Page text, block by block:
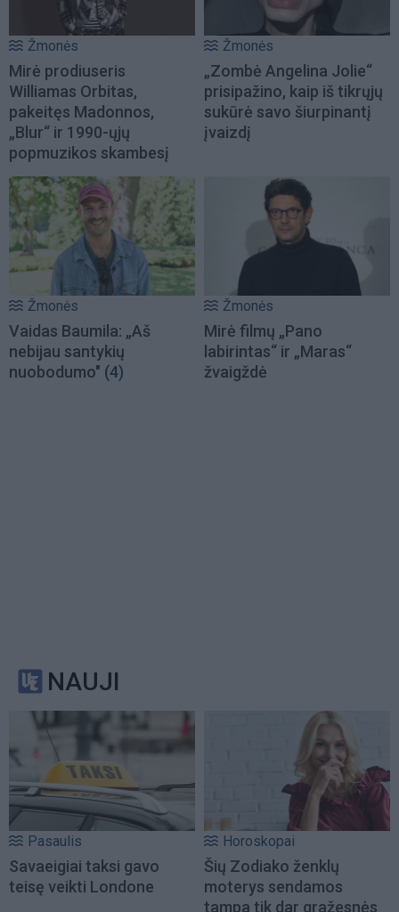
Žmonės
Mirė prodiuseris
Williamas Orbitas,
pakeitęs Madonnos,
„Blur“ ir 1990-ųjų
popmuzikos skambesį
Žmonės
„Zombė Angelina Jolie“
prisipažino, kaip iš tikrųjų
sukūrė savo šiurpinantį
įvaizdį
Žmonės
Vaidas Baumila: „Aš
nebijau santykių
nuobodumo" (4)
Žmonės
Mirė filmų „Pano
labirintas“ ir „Maras“
žvaigždė
NAUJI
Pasaulis
Savaeigiai taksi gavo
teisę veikti Londone
Horoskopai
Šių Zodiako ženklų
moterys sendamos
tampa tik dar gražesnės